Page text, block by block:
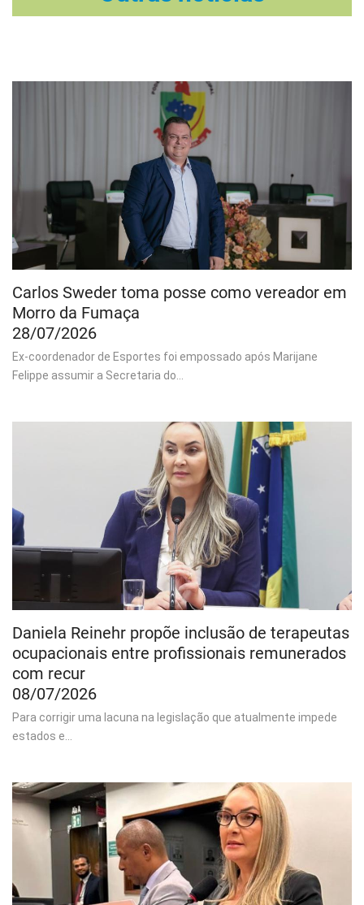
Carlos Sweder toma posse como vereador em
Morro da Fumaça
28/07/2026
Ex-coordenador de Esportes foi empossado após Marijane
Felippe assumir a Secretaria do...
Daniela Reinehr propõe inclusão de terapeutas
ocupacionais entre profissionais remunerados
com recur
08/07/2026
Para corrigir uma lacuna na legislação que atualmente impede
estados e...